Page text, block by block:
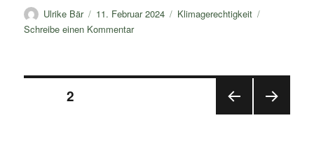
Autor
Ulrike Bär
Veröffentlicht
am
11. Februar 2024 Kategorien
Klimagerechtigkeit
Schreibe einen Kommentarzu
in
Seitennummerierung
SEITE2